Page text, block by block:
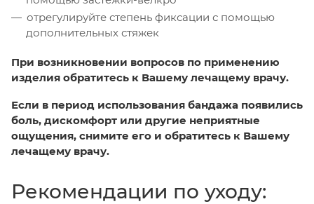
отрегулируйте степень фиксации с помощью
дополнительных стяжек
При возникновении вопросов по применению
изделия обратитесь к Вашему лечащему врачу.
Если в период использования бандажа появились
боль, дискомфорт или другие неприятные
ощущения, снимите его и обратитесь к Вашему
лечащему врачу.
Рекомендации по уходу: